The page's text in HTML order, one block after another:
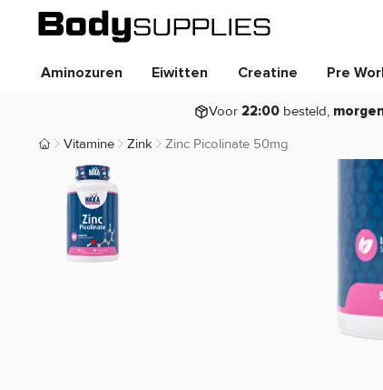
Aminozuren Eiwitten Creatine Pre
Voor 22:00besteld,
Body Supplies | Sportvoeding en Supplementen
Vitamine Zink Zinc Picolinate 50mg